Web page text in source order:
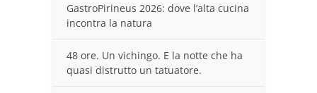
GastroPirineus 2026: dove l’alta cucina
incontra la natura
48 ore. Un vichingo. E la notte che ha
quasi distrutto un tatuatore.